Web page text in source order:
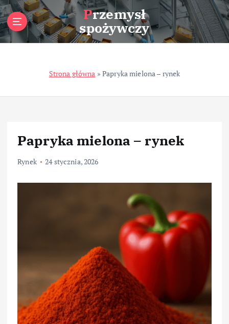
S
k
i
p
n
Przemysł
spożywczy
Strona główna »Papryka mielona – rynek
Papryka mielona – rynek
Rynek 24 stycznia, 2026